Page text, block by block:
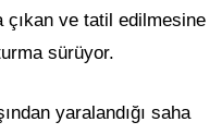
çıkan ve tatil edilmesine
sürüyor.
yaralandığı saha